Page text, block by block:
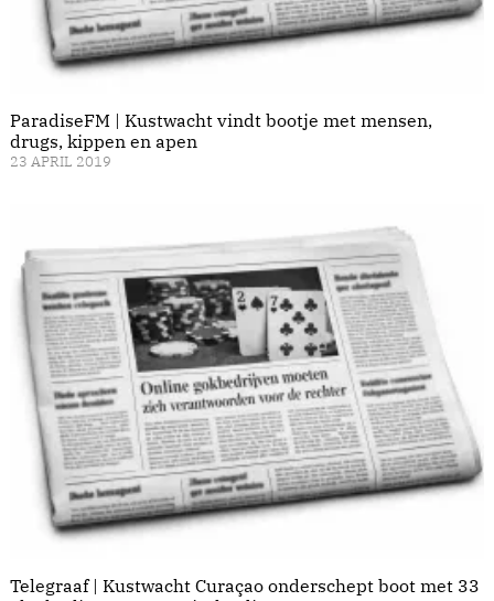
ParadiseFM | Kustwacht vindt bootje met mensen,
drugs, kippen en apen
23 APRIL 2019
Telegraaf | Kustwacht Curaçao onderschept boot met 33